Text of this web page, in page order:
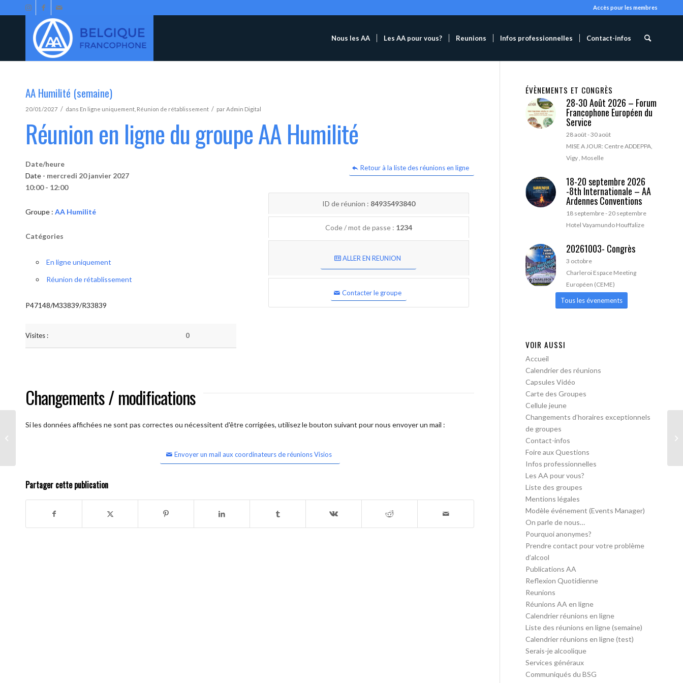
Accès pour les membres
Nous les AA Les AA pour vous? Reunions Infos professionnelles Contact-infos
AA Humilité (semaine)
20/01/2027 / dans En ligne uniquement Réunion de rétablissement / parAdmin Digital
Réunion en ligne du groupe AA Humilité
Retour à la liste des réunions en ligne
Date/heure
Date - mercredi 20 janvier 2027
10:00 - 12:00
Groupe : AA Humilité
Catégories
En ligne uniquement
Réunion de rétablissement
P47148/M33839/R33839
Visites : 0
ID de réunion : 84935493840
Code / mot de passe : 1234
ALLER EN REUNION
Contacter le groupe
Changements / modifications
Si les données affichées ne sont pas correctes ou nécessitent d'être corrigées, utilisez le bouton suivant pour nous envoyer un mail :
Envoyer un mail aux coordinateurs de réunions Visios
Partager cette publication
ÉVÈNEMENTS ET CONGRÈS
28-30 Août 2026 – Forum
Francophone Européen du
Service
28 août-30 août
MISE A JOUR: Centre ADDEPPA,
Vigy , Moselle
18-20 septembre 2026
-8th Internationale – AA
Ardennes Conventions
18 septembre-20 septembre
Hotel Vayamundo Houffalize
20261003- Congrès
3 octobre
Charleroi Espace Meeting
Européen (CEME)
Tous les évenements
VOIR AUSSI
Accueil
Calendrier des réunions
Capsules Vidéo
Carte des Groupes
Cellule jeune
Changements d’horaires exceptionnels
de groupes
Contact-infos
Foire aux Questions
Infos professionnelles
Les AA pour vous?
Liste des groupes
Mentions légales
Modèle événement (Events Manager)
On parle de nous…
Pourquoi anonymes?
Prendre contact pour votre problème
d’alcool
Publications AA
Reflexion Quotidienne
Reunions
Réunions AA en ligne
Calendrier réunions en ligne
Liste des réunions en ligne (semaine)
Calendrier réunions en ligne (test)
Serais-je alcoolique
Services généraux
Communiqués du BSG